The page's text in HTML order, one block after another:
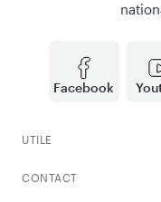
Facebook
UTILE
CONTACT